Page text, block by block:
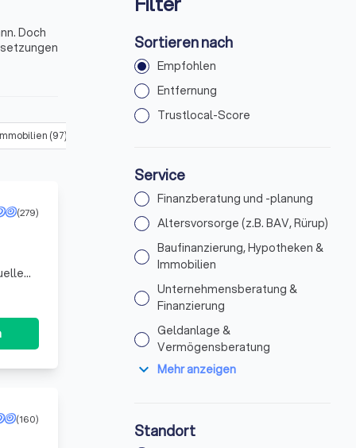
Doch
(97)
(279)
(160)
Sortieren nach
Empfohlen
Entfernung
Trustlocal-Score
Service
Finanzberatung und -planung
Altersvorsorge (z.B. BAV, Rürup)
Baufinanzierung, Hypotheken &
Immobilien
Unternehmensberatung &
Finanzierung
Geldanlage &
Vermögensberatung
expand_more Mehr anzeigen
Standort